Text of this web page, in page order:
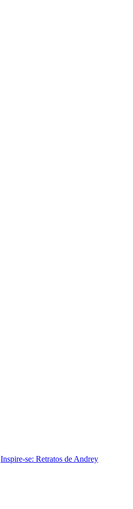
Inspire-se: Retratos de Andrey